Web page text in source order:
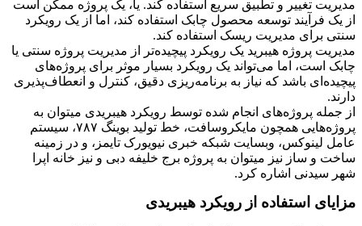
مدیریت تغییر و تطبیق سریع استفاده کند. یا، یک پروژه ممکن است
از یک فرآیند توسعه محصول چابک استفاده کند، اما از یک رویکرد
سنتی برای مدیریت ریسک استفاده کند.
مدیریت پروژه هیبرید یک رویکرد پیچیده‌تر از مدیریت پروژه سنتی یا
چابک است، اما می‌تواند یک رویکرد بسیار موثر برای پروژه‌های
پیچیده‌ای باشد که نیاز به برنامه‌ریزی دقیق، کنترل و انعطاف‌پذیری
دارند.
از جمله پروژه‌های انجام شده توسط رویکرد هیبریدی میتوان به
پروژه‌هایی همچون مایکروسافت، خط تولید بوینگ ۷۸۷، سیستم
عامل لینوکس، وبسایت شبکه خبری نیویورک تایمز، و در زمینه
ساخت و ساز نیز میتوان به پروژه برج خلیفه دبی و نیز خانه اپرا
شهر سیدنی اشاره کرد.
مزایای استفاده از رویکرد هیبریدی